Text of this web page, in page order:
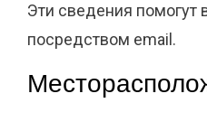
Эти сведения помогут
посредством email.